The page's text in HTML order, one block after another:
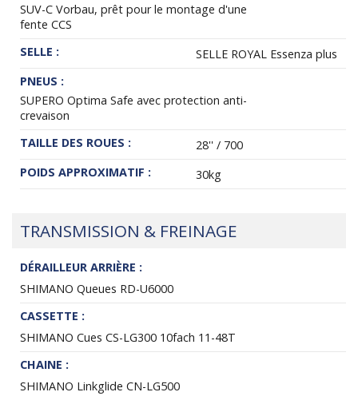
SUV-C Vorbau, prêt pour le montage d'une
fente CCS
SELLE :
SELLE ROYAL Essenza plus
PNEUS :
SUPERO Optima Safe avec protection anti-
crevaison
TAILLE DES ROUES :
28'' / 700
POIDS APPROXIMATIF :
30kg
TRANSMISSION & FREINAGE
DÉRAILLEUR ARRIÈRE :
SHIMANO Queues RD-U6000
CASSETTE :
SHIMANO Cues CS-LG300 10fach 11-48T
CHAINE :
SHIMANO Linkglide CN-LG500